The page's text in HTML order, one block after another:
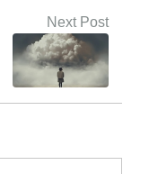
Next Post